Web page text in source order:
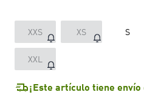
XXS XS S
XXL
¡Este artículo tiene